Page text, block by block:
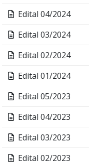
Edital 04/2024
Edital 03/2024
Edital 02/2024
Edital 01/2024
Edital 05/2023
Edital 04/2023
Edital 03/2023
Edital 02/2023